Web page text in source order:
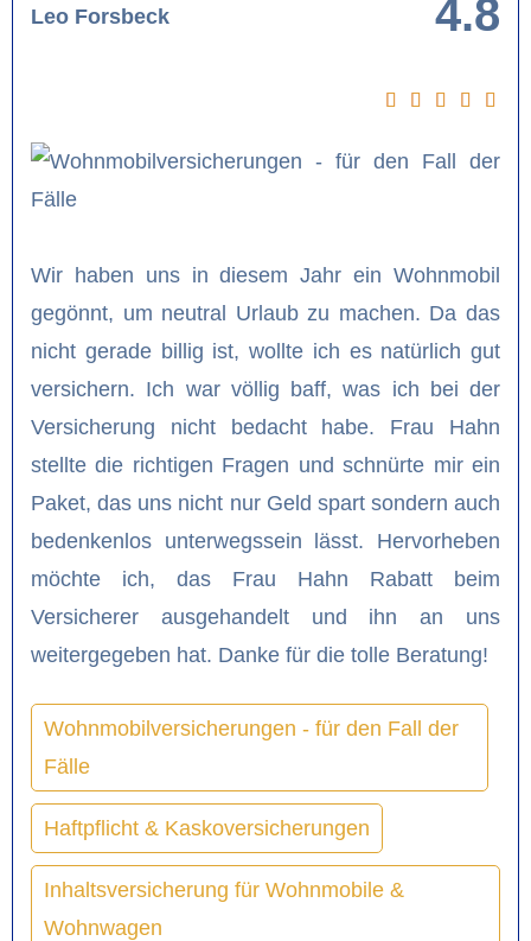
4.8
Leo Forsbeck
Wir haben uns in diesem Jahr ein Wohnmobil
gegönnt, um neutral Urlaub zu machen. Da das
nicht gerade billig ist, wollte ich es natürlich gut
versichern. Ich war völlig baff, was ich bei der
Versicherung nicht bedacht habe. Frau Hahn
stellte die richtigen Fragen und schnürte mir ein
Paket, das uns nicht nur Geld spart sondern auch
bedenkenlos unterwegssein lässt. Hervorheben
möchte ich, das Frau Hahn Rabatt beim
Versicherer ausgehandelt und ihn an uns
weitergegeben hat. Danke für die tolle Beratung!
Wohnmobilversicherungen - für den Fall der
Fälle
Haftpflicht & Kaskoversicherungen
Inhaltsversicherung für Wohnmobile &
Wohnwagen